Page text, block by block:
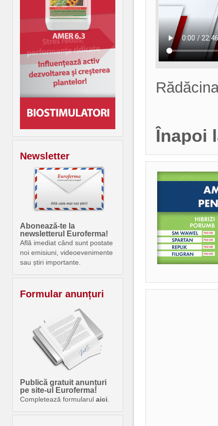
Newsletter
Abonează-te la
newsletterul Euroferma!
Află imediat când sunt postate
noi emisiuni, videoevenimente
sau știri importante.
Formular anunțuri
Publică gratuit anunțuri
pe site-ul Euroferma!
Completează formularul aici
Înapoi